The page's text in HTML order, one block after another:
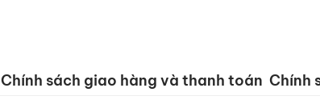
Chính sách giao hàng và thanh toán Chính